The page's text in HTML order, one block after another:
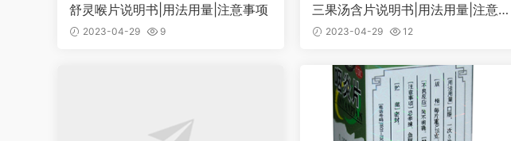
舒灵喉片说明书|用法用量|注意事项
2023-04-29 9
三果汤含片说明书|用法用量|注意事
项 2023-04-29 12